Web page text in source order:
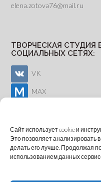
Сайт использует cookie и
Это позволяет анализировать
делать его лучше. Продолжая
использованием данных
elena.zotova76@mail.ru
ТВОРЧЕСКАЯ СТУДИЯ
СОЦИАЛЬНЫХ СЕТЯХ:
VK
MAX
ОНЛАЙН-ЗАПИСЬ